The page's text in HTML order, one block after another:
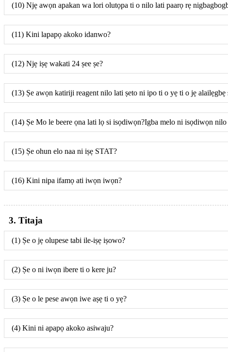
(10) Njẹ awọn apakan wa lori olutọpa ti o nilo lati paarọ rẹ
(11) Kini lapapọ akoko idanwo?
(12) Njẹ iṣẹ wakati 24 ṣee ṣe?
(13) Ṣe awọn katiriji reagent nilo lati ṣeto ni ipo ti o yẹ ti o jẹ alailẹgbẹ
(14) Ṣe Mo le beere ọna lati lọ si isọdiwọn?Igba melo ni isọdiwọn nilo
(15) Ṣe ohun elo naa ni iṣẹ STAT?
(16) Kini nipa ifamọ ati iwọn iwọn?
3. Titaja
(1) Ṣe o jẹ olupese tabi ile-iṣẹ iṣowo?
(2) Ṣe o ni iwọn ibere ti o kere ju?
(3) Ṣe o le pese awọn iwe aṣẹ ti o yẹ?
(4) Kini ni apapọ akoko asiwaju?